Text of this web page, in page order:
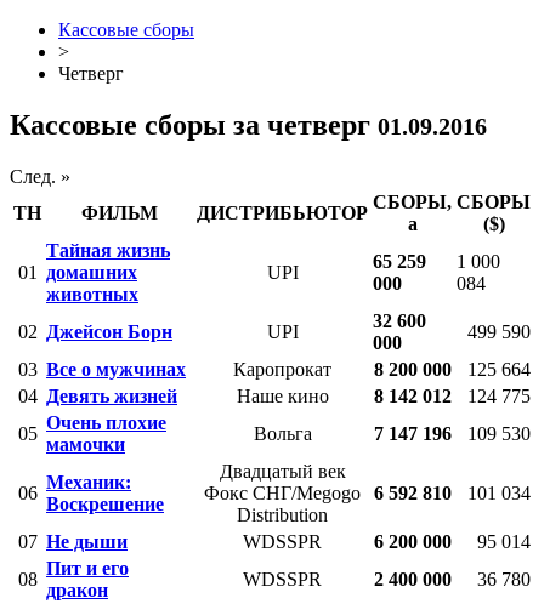
Кассовые сборы
>
Четверг
Кассовые сборы за четверг 01.09.2016
След. »
ТН
ФИЛЬМ ДИСТРИБЬЮТОР
СБОРЫ,
a
СБОРЫ
($)
01
Тайная жизнь
домашних
животных
UPI
65 259
000
1 000
084
02 Джейсон Борн UPI
32 600
000
499 590
03 Все о мужчинах Каропрокат 8 200 000
125 664
04 Девять жизней Наше кино 8 142 012
124 775
05
Очень плохие
мамочки
Вольга 7 147 196 109 530
06
Механик:
Воскрешение
Двадцатый век
Фокс СНГ/Megogo
Distribution
6 592 810 101 034
07 Не дыши WDSSPR 6 200 000
95 014
08
Пит и его
дракон
WDSSPR 2 400 000 36 780